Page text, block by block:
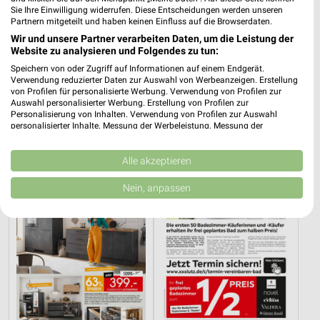
1,2 km
Angebote ab 06.08.
Gültig bis Mi. 12.08.
0,5 km
Angebote ab 03.08.
Noch morgen gültig
Zurbrüggen XXXLutz
Sie Ihre Einwilligung widerrufen. Diese Entscheidungen werden unseren
Partnern mitgeteilt und haben keinen Einfluss auf die Browserdaten.
Wir und unsere Partner verarbeiten Daten, um die Leistung der
Website zu analysieren und Folgendes zu tun:
Speichern von oder Zugriff auf Informationen auf einem Endgerät.
Verwendung reduzierter Daten zur Auswahl von Werbeanzeigen. Erstellung
von Profilen für personalisierte Werbung. Verwendung von Profilen zur
Auswahl personalisierter Werbung. Erstellung von Profilen zur
Personalisierung von Inhalten. Verwendung von Profilen zur Auswahl
personalisierter Inhalte. Messung der Werbeleistung. Messung der
Kombinationen von Daten aus verschiedenen Quellen. Entwicklung und
Verbesserung der Angebote. Verwendung reduzierter Daten zur Auswahl
von Inhalten.
Daten können außerhalb der Europäischen Union weitergegeben und in die
USA gesendet werden.
Website/App.
Partnerliste anzeigen (1 IAB-Anbieter)
Wir nutzen Ihre Daten für folgende Zwecke:
IAB-Verarbeitungszwecke:
Speichern von oder Zugriff auf Informationen
auf einem Endgerät
Alle akzeptieren
Nein, anpassen